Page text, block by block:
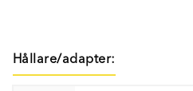
Hållare/adapter: